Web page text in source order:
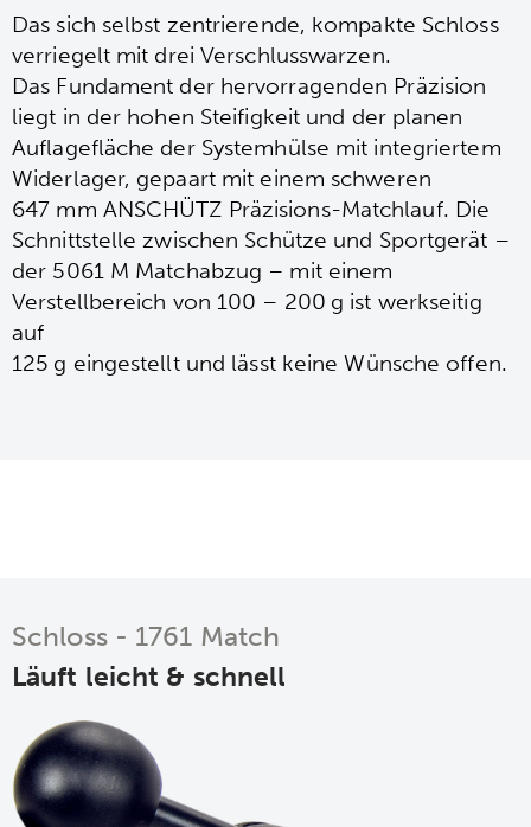
Das sich selbst zentrierende, kompakte Schloss
verriegelt mit drei Verschlusswarzen.
Das Fundament der hervorragenden Präzision
liegt in der hohen Steifigkeit und der planen
Auflagefläche der Systemhülse mit integriertem
Widerlager, gepaart mit einem schweren
647 mm ANSCHÜTZ Präzisions-Matchlauf. Die
Schnittstelle zwischen Schütze und Sportgerät –
der 5061 M Matchabzug – mit einem
Verstellbereich von 100 – 200 g ist werkseitig
auf
125 g eingestellt und lässt keine Wünsche offen.
Schloss - 1761 Match
Läuft leicht & schnell